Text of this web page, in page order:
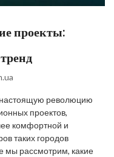
проекты:
революцию
проектов,
комфортной и
таких городов
мы рассмотрим, какие